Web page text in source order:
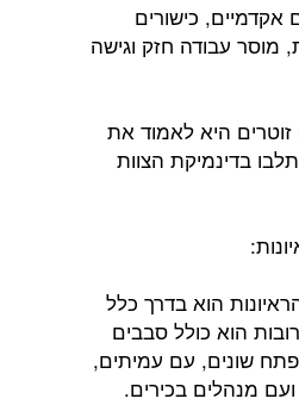
אקדמיים, כישורים
מוסר עבודה חזק וגישה
היא לאמוד את
בדינמיקת הצוות
הוא בדרך כלל
הוא כולל סבבים
שונים, עם עמיתים,
מנהלים בכירים.